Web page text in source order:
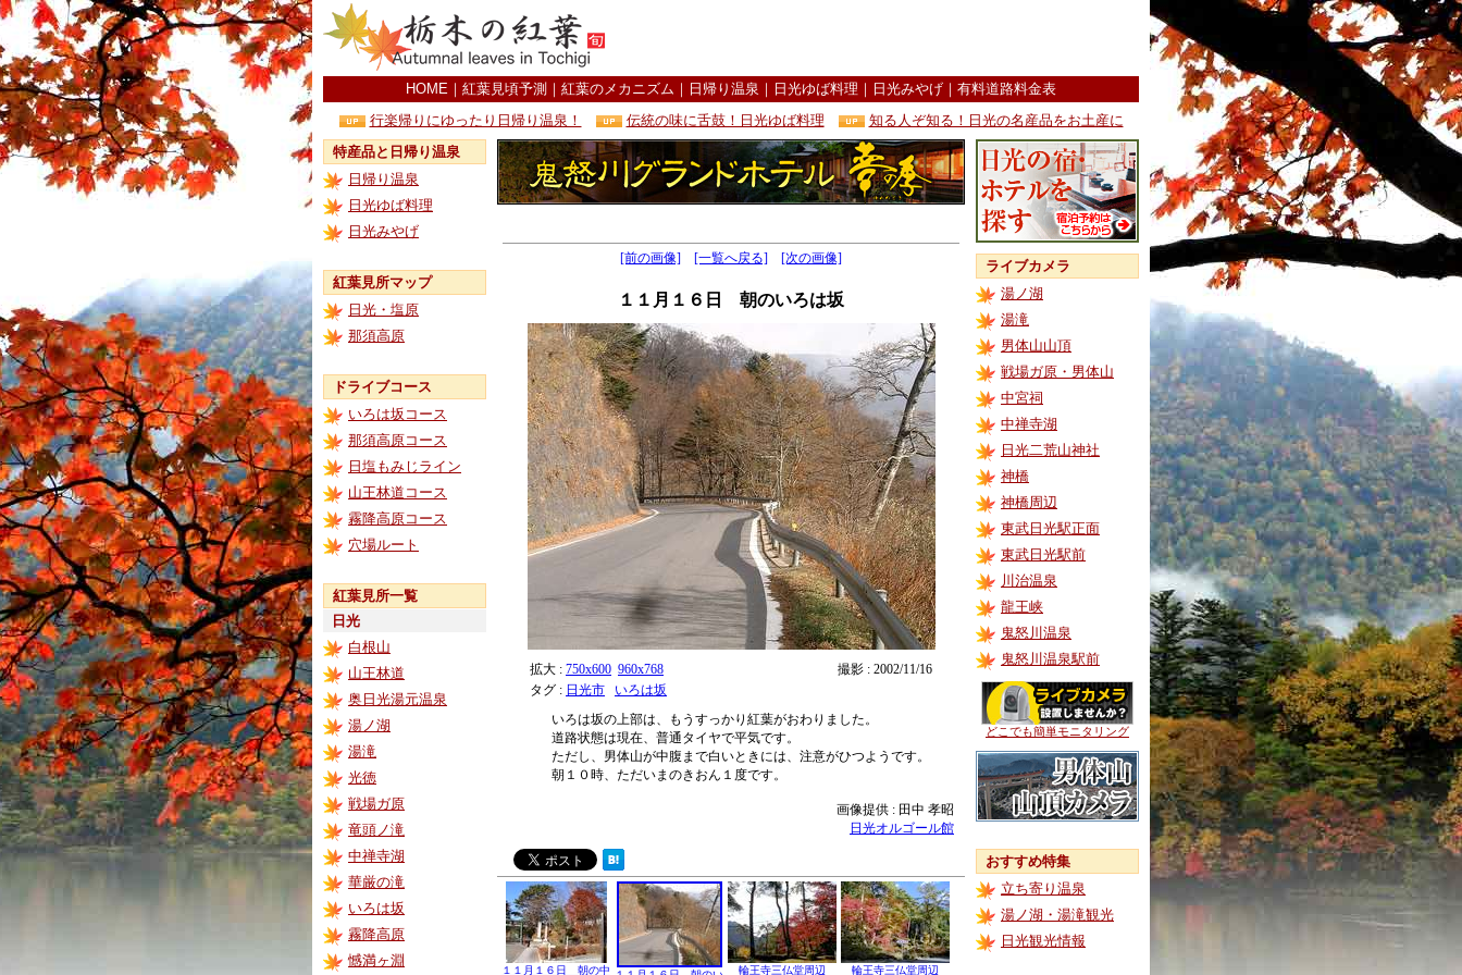
HOME ｜ 紅葉見頃予測 ｜ 紅葉のメカニズム ｜ 日帰り温泉 ｜ 日光ゆば料理 ｜ 日光みやげ ｜ 有料道路料金表
行楽帰りにゆったり日帰り温泉！
伝統の味に舌鼓！日光ゆば料理
知る人ぞ知る！日光の名産品をお土産に
特産品と日帰り温泉
日帰り温泉
日光ゆば料理
日光みやげ
紅葉見所マップ
日光・塩原
那須高原
ドライブコース
いろは坂コース
那須高原コース
日塩もみじライン
山王林道コース
霧降高原コース
穴場ルート
紅葉見所一覧
日光
白根山
山王林道
奥日光湯元温泉
湯ノ湖
湯滝
光徳
戦場ガ原
竜頭ノ滝
中禅寺湖
華厳の滝
いろは坂
霧降高原
憾満ヶ淵
[前の画像] [一覧へ戻る] [次の画像]
１１月１６日 朝のいろは坂
拡大 : 750x600 960x768
撮影 : 2002/11/16
タグ : 日光市
いろは坂
いろは坂の上部は、もうすっかり紅葉がおわりました。
道路状態は現在、普通タイヤで平気です。
ただし、男体山が中腹まで白いときには、注意がひつようです。
朝１０時、ただいまのきおん１度です。
画像提供 : 田中 孝昭
日光オルゴール館
１１月１６日 朝の中
輪王寺三仏堂周辺 輪王寺三仏堂周辺
ライブカメラ
湯ノ湖
湯滝
男体山山頂
戦場ガ原・男体山
中宮祠
中禅寺湖
日光二荒山神社
神橋
神橋周辺
東武日光駅正面
東武日光駅前
川治温泉
龍王峡
鬼怒川温泉
鬼怒川温泉駅前
どこでも簡単モニタリング
おすすめ特集
立ち寄り温泉
湯ノ湖・湯滝観光
日光観光情報